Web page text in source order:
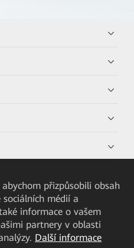
přizpůsobili obsah
médií a
informace o vašem
partnery v oblasti
Další informace